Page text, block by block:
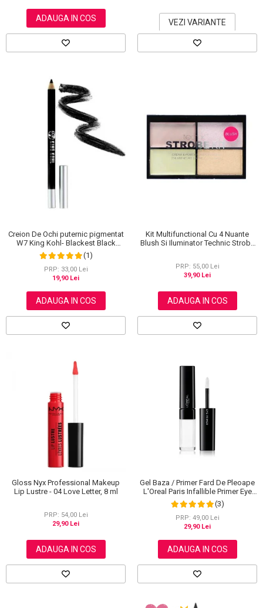
ADAUGA IN COS VEZI VARIANTE
Creion De Ochi puternic pigmentat
W7 King Kohl- Blackest Black
(Negru) (1)
PRP: 33,00 Lei
19,90 Lei
ADAUGA IN COS
Kit Multifunctional Cu 4 Nuante
Blush Si Iluminator Technic Strobe
PRP: 55,00 Lei
39,90 Lei
ADAUGA IN COS
Gloss Nyx Professional Makeup
Lip Lustre - 04 Love Letter, 8 ml
PRP: 54,00 Lei
29,90 Lei
ADAUGA IN COS
Gel Baza / Primer Fard De Pleoape
L'Oreal Paris Infallible Primer Eye
Shadow Base 100, 3 ml
(3)
PRP: 49,00 Lei
29,90 Lei
ADAUGA IN COS